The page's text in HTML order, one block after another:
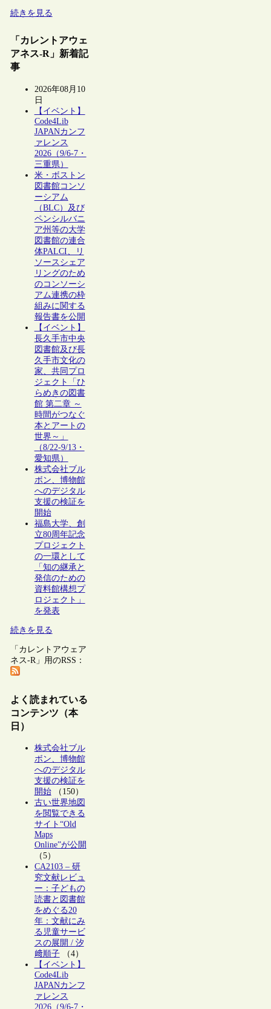
続きを見る
「カレントアウェ
アネス-R」新着記
事
2026年08月10
日
【イベント】
Code4Lib
JAPANカンフ
ァレンス
2026（9/6-7・
三重県）
米・ボストン
図書館コンソ
ーシアム
（BLC）及び
ペンシルバニ
ア州等の大学
図書館の連合
体PALCI、リ
ソースシェア
リングのため
のコンソーシ
アム連携の枠
組みに関する
報告書を公開
【イベント】
長久手市中央
図書館及び長
久手市文化の
家、共同プロ
ジェクト「ひ
らめきの図書
館 第二章 ～
時間がつなぐ
本とアートの
世界～」
（8/22-9/13・
愛知県）
株式会社ブル
ボン、博物館
へのデジタル
支援の検証を
開始
福島大学、創
立80周年記念
プロジェクト
の一環として
「知の継承と
発信のための
資料館構想プ
ロジェクト」
を発表
続きを見る
「カレントアウェア
ネス-R」用のRSS：
よく読まれている
コンテンツ（本
日）
株式会社ブル
ボン、博物館
へのデジタル
支援の検証を
開始（150）
古い世界地図
を閲覧できる
サイト“Old
Maps
Online”が公開
（5）
CA2103 – 研
究文献レビュ
ー：子どもの
読書と図書館
をめぐる20
年：文献にみ
る児童サービ
スの展開 / 汐
﨑順子（4）
【イベント】
Code4Lib
JAPANカンフ
ァレンス
2026（9/6-7・